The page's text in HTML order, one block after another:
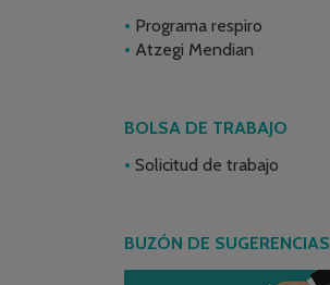
Programa respiro
Atzegi Mendian
BOLSA DE TRABAJO
Solicitud de trabajo
BUZÓN DE SUGERENCIAS